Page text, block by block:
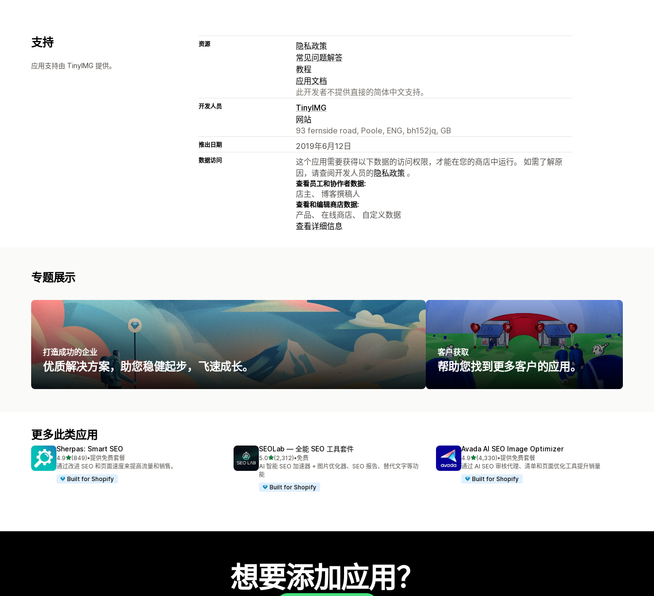
支持
应用支持由 TinyIMG 提供。
资源
隐私政策
常见问题解答
教程
应用文档
此开发者不提供直接的简体中文支持。
开发人员
TinyIMG
网站
93 fernside road, Poole, ENG, bh152jq, GB
推出日期 2019年6月12日
数据访问
这个应用需要获得以下数据的访问权限，才能在您的商店中运行。 如需了解原
因，请查阅开发人员的隐私政策 。
查看员工和协作者数据:
店主、 博客撰稿人
查看和编辑商店数据:
产品、 在线商店、 自定义数据
查看详细信息
专题展示
打造成功的企业
优质解决方案，助您稳健起步，飞速成长。
客户获取
帮助您找到更多客户的应用。
更多此类应用
Sherpas: Smart SEO
4.9星（满分 5 星）
(849)
总共 849 条评论
•提供免费套餐
通过改进 SEO 和页面速度来提高流量和销售。
Built for Shopify
SEOLab — 全能 SEO 工具套件
5.0星（满分 5 星）
(2,312)
总共 2312 条评论
•免费
AI 智能 SEO 加速器 + 图片优化器、SEO 报告、替代文字等功
能
Built for Shopify
Avada AI SEO Image Optimizer
4.9星（满分 5 星）
(4,330)
总共 4330 条评论
•提供免费套餐
通过 AI SEO 审核代理、清单和页面优化工具提升销量
Built for Shopify
想要添加应用？